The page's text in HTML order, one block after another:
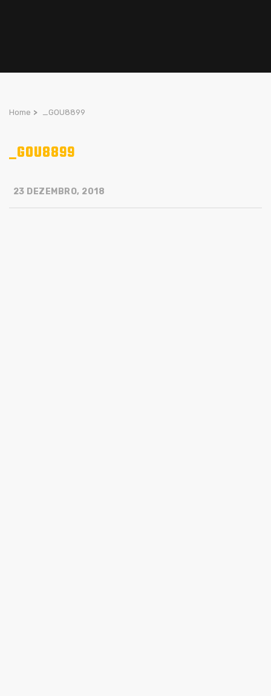
Home > _GOU8899
_GOU8899
23 DEZEMBRO, 2018